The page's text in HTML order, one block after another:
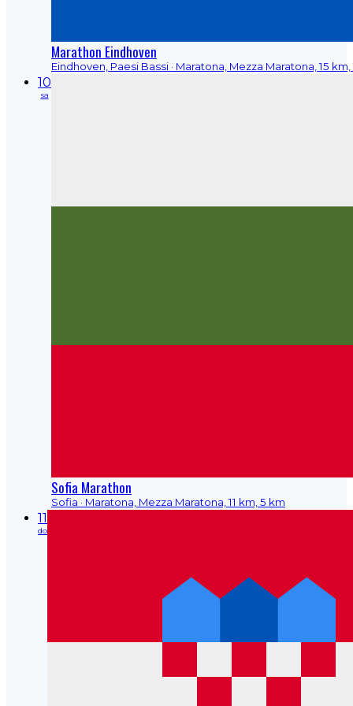
Marathon Eindhoven
Eindhoven, Paesi Bassi · Maratona, Mezza Maratona, 15 km,
10
sa
Sofia Marathon
Sofia · Maratona, Mezza Maratona, 11 km, 5 km
11
do